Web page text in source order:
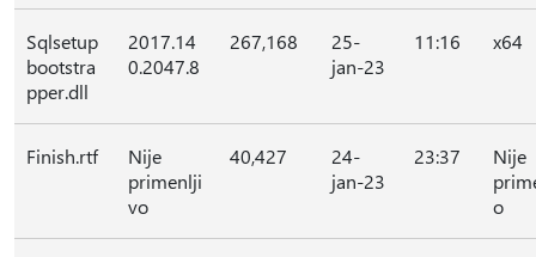
Sqlsetup
bootstra
pper.dll
2017.14
0.2047.8
267,168
25-
jan-23
11:16 x64
Finish.rtf
Nije
primenlji
vo
40,427
24-
jan-23
23:37
Nije
o